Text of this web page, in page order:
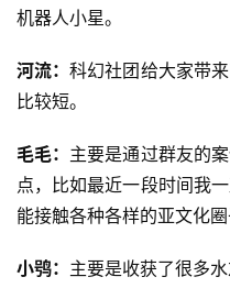
题
科
小
说
库
机器人小星。
河流：科幻社团给大家带
比较短。
毛毛： 主要是通过群友的
点，比如最近一段时间我
能接触各种各样的亚文化圈
小鸮： 主要是收获了很多水